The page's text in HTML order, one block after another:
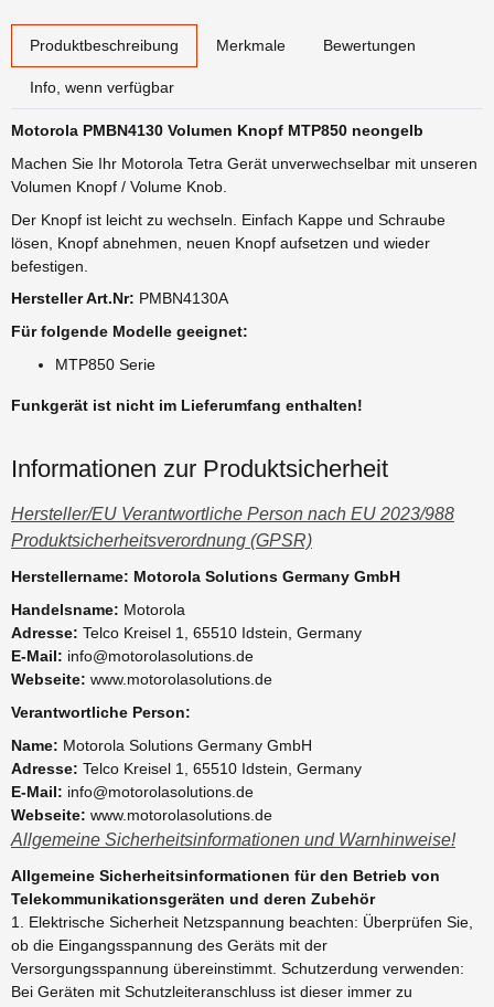
Produktbeschreibung Merkmale Bewertungen
Info, wenn verfügbar
Motorola PMBN4130 Volumen Knopf MTP850 neongelb
Machen Sie Ihr Motorola Tetra Gerät unverwechselbar mit unseren
Volumen Knopf / Volume Knob.
Der Knopf ist leicht zu wechseln. Einfach Kappe und Schraube
lösen, Knopf abnehmen, neuen Knopf aufsetzen und wieder
befestigen.
Hersteller Art.Nr: PMBN4130A
Für folgende Modelle geeignet:
MTP850 Serie
Funkgerät ist nicht im Lieferumfang enthalten!
Informationen zur Produktsicherheit
Hersteller/EU Verantwortliche Person nach EU 2023/988
Produktsicherheitsverordnung (GPSR)
Herstellername: Motorola Solutions Germany GmbH
Handelsname: Motorola
Adresse: Telco Kreisel 1, 65510 Idstein, Germany
E-Mail: info@motorolasolutions.de
Webseite: www.motorolasolutions.de
Verantwortliche Person:
Name: Motorola Solutions Germany GmbH
Adresse: Telco Kreisel 1, 65510 Idstein, Germany
E-Mail: info@motorolasolutions.de
Webseite: www.motorolasolutions.de
Allgemeine Sicherheitsinformationen und Warnhinweise!
Allgemeine Sicherheitsinformationen für den Betrieb von
Telekommunikationsgeräten und deren Zubehör
1. Elektrische Sicherheit Netzspannung beachten: Überprüfen Sie,
ob die Eingangsspannung des Geräts mit der
Versorgungsspannung übereinstimmt. Schutzerdung verwenden:
Bei Geräten mit Schutzleiteranschluss ist dieser immer zu